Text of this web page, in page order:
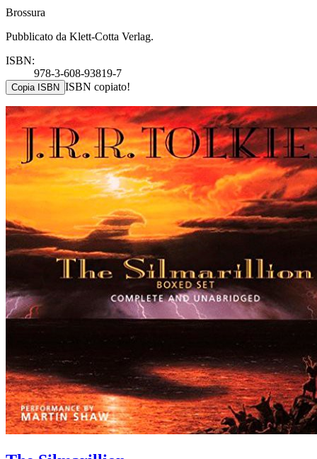
Brossura
Pubblicato da Klett-Cotta Verlag.
ISBN:
978-3-608-93819-7
Copia ISBN ISBN copiato!